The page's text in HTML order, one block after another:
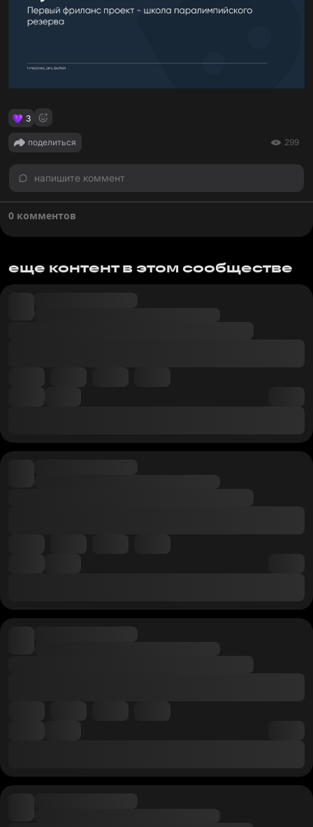
3
поделиться 299
напишите коммент
0 комментов
еще контент в этом сообществе